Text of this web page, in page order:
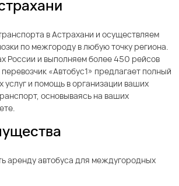
в Астрахани и осуществляем
по межгороду в любую точку региона.
России и выполняем более 450 рейсов
«Автобус1» предлагает полный
услуг и помощь в организации ваших
основываясь на ваших
аренду автобуса для междугородных